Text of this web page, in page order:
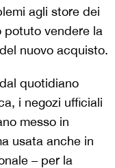
agli store dei
potuto vendere la
nuovo acquisto.
quotidiano
i negozi ufficiali
messo in
usata anche in
– per la